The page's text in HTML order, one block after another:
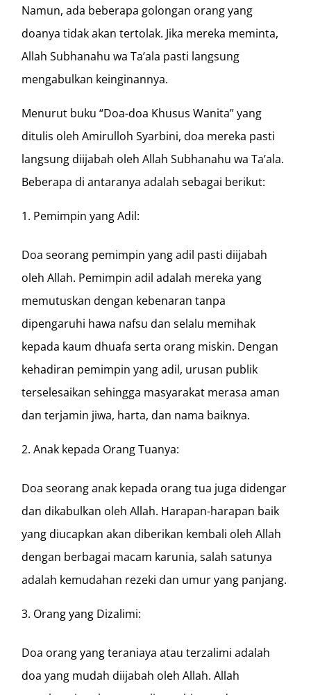
Namun, ada beberapa golongan orang yang
doanya tidak akan tertolak. Jika mereka meminta,
Allah Subhanahu wa Ta’ala pasti langsung
mengabulkan keinginannya.
Menurut buku “Doa-doa Khusus Wanita” yang
ditulis oleh Amirulloh Syarbini, doa mereka pasti
langsung diijabah oleh Allah Subhanahu wa Ta’ala.
Beberapa di antaranya adalah sebagai berikut:
Pemimpin yang Adil:
Doa seorang pemimpin yang adil pasti diijabah
oleh Allah. Pemimpin adil adalah mereka yang
memutuskan dengan kebenaran tanpa
dipengaruhi hawa nafsu dan selalu memihak
kepada kaum dhuafa serta orang miskin. Dengan
kehadiran pemimpin yang adil, urusan publik
terselesaikan sehingga masyarakat merasa aman
dan terjamin jiwa, harta, dan nama baiknya.
Anak kepada Orang Tuanya:
Doa seorang anak kepada orang tua juga didengar
dan dikabulkan oleh Allah. Harapan-harapan baik
yang diucapkan akan diberikan kembali oleh Allah
dengan berbagai macam karunia, salah satunya
adalah kemudahan rezeki dan umur yang panjang.
Orang yang Dizalimi:
Doa orang yang teraniaya atau terzalimi adalah
doa yang mudah diijabah oleh Allah. Allah